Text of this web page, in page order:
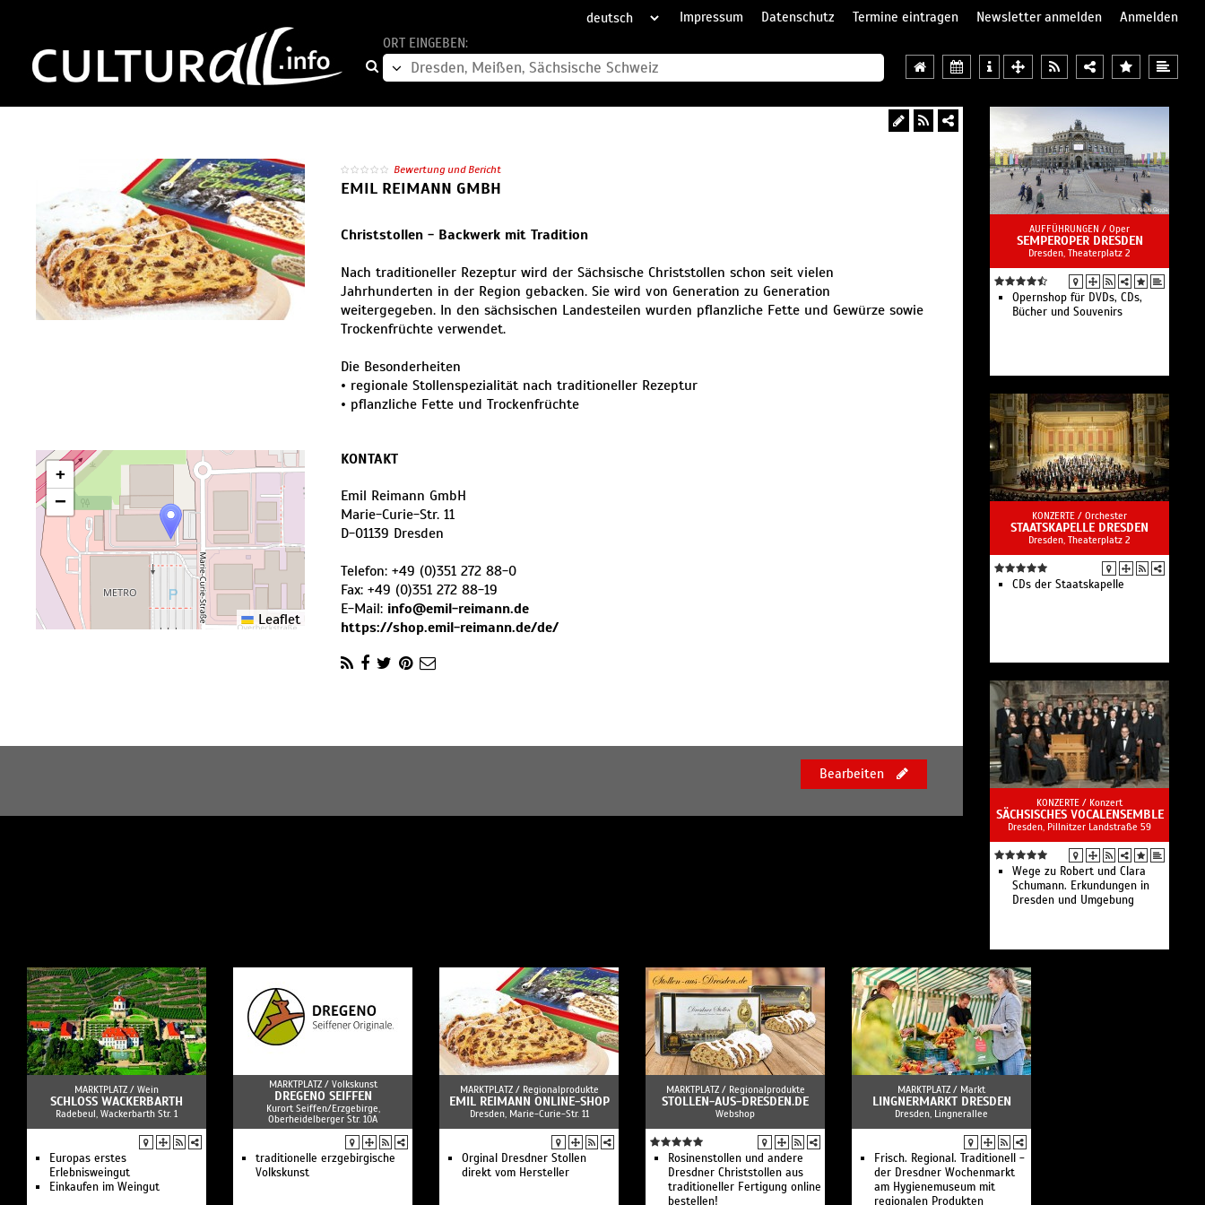
Impressum Datenschutz Termine eintragen Newsletter anmelden
Anmelden
ORT EINGEBEN:
Bewertung und Bericht
EMIL REIMANN GMBH
Christstollen - Backwerk mit Tradition
Nach traditioneller Rezeptur wird der Sächsische Christstollen schon seit vielen
Jahrhunderten in der Region gebacken. Sie wird von Generation zu Generation
weitergegeben. In den sächsischen Landesteilen wurden pflanzliche Fette und Gewürze sowie
Trockenfrüchte verwendet.
Die Besonderheiten
• regionale Stollenspezialität nach traditioneller Rezeptur
• pflanzliche Fette und Trockenfrüchte
+
−
Leaflet
KONTAKT
Emil Reimann GmbH
Marie-Curie-Str. 11
D-01139 Dresden
Telefon: +49 (0)351 272 88-0
Fax: +49 (0)351 272 88-19
E-Mail: info@emil-reimann.de
https://shop.emil-reimann.de/de/
Bearbeiten
AUFFÜHRUNGEN / Oper
SEMPEROPER DRESDEN
Dresden, Theaterplatz 2
Opernshop für DVDs, CDs,
Bücher und Souvenirs
KONZERTE / Orchester
STAATSKAPELLE DRESDEN
Dresden, Theaterplatz 2
CDs der Staatskapelle
KONZERTE / Konzert
SÄCHSISCHES VOCALENSEMBLE
Dresden, Pillnitzer Landstraße 59
Wege zu Robert und Clara
Schumann. Erkundungen in
Dresden und Umgebung
MARKTPLATZ / Wein
SCHLOSS WACKERBARTH
Radebeul, Wackerbarth Str. 1
Europas erstes
Erlebnisweingut
Einkaufen im Weingut
MARKTPLATZ / Volkskunst
DREGENO SEIFFEN
Kurort Seiffen/Erzgebirge,
Oberheidelberger Str. 10A
traditionelle erzgebirgische
Volkskunst
MARKTPLATZ / Regionalprodukte
EMIL REIMANN ONLINE-SHOP
Dresden, Marie-Curie-Str. 11
Orginal Dresdner Stollen
direkt vom Hersteller
MARKTPLATZ / Regionalprodukte
STOLLEN-AUS-DRESDEN.DE
Webshop
Rosinenstollen und andere
Dresdner Christstollen aus
traditioneller Fertigung online
bestellen!
MARKTPLATZ / Markt
LINGNERMARKT DRESDEN
Dresden, Lingnerallee
Frisch. Regional. Traditionell -
der Dresdner Wochenmarkt
am Hygienemuseum mit
regionalen Produkten